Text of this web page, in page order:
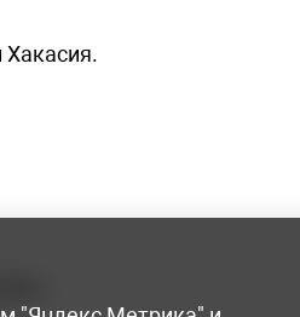
Хакасия.